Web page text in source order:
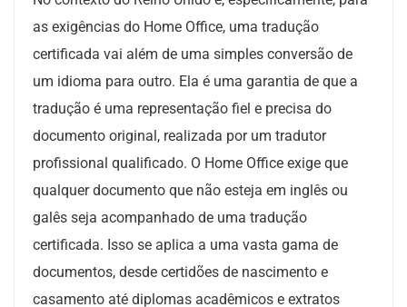
as exigências do Home Office, uma tradução
certificada vai além de uma simples conversão de
um idioma para outro. Ela é uma garantia de que a
tradução é uma representação fiel e precisa do
documento original, realizada por um tradutor
profissional qualificado. O Home Office exige que
qualquer documento que não esteja em inglês ou
galês seja acompanhado de uma tradução
certificada. Isso se aplica a uma vasta gama de
documentos, desde certidões de nascimento e
casamento até diplomas acadêmicos e extratos